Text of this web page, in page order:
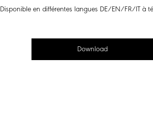
Disponible en différentes langues DE/EN/FR/IT à
Download